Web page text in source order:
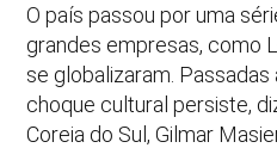
O país passou por uma
grandes empresas, como
se globalizaram.
choque cultural persiste,
Coreia do Sul, Gilmar